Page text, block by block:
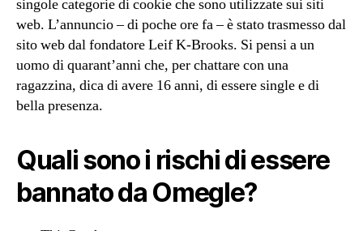
singole categorie di cookie che sono utilizzate sui siti
web. L’annuncio – di poche ore fa – è stato trasmesso dal
sito web dal fondatore Leif K-Brooks. Si pensi a un
uomo di quarant’anni che, per chattare con una
ragazzina, dica di avere 16 anni, di essere single e di
bella presenza.
Quali sono i rischi di essere
bannato da Omegle?